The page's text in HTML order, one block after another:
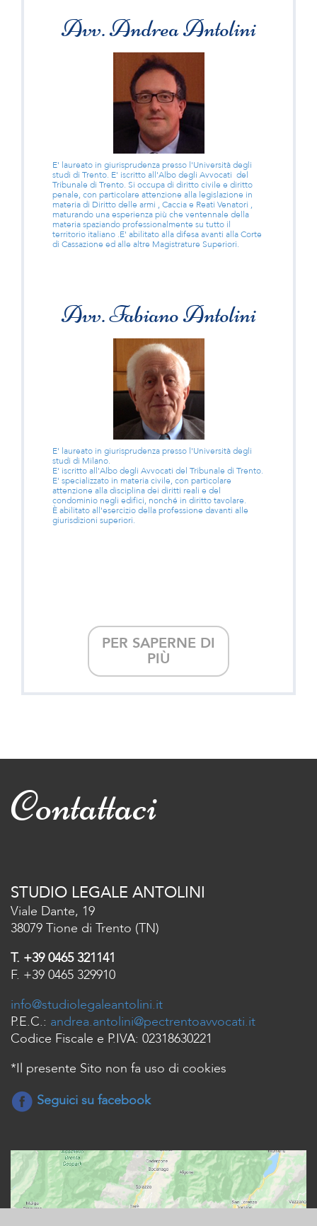
Avv. Andrea Antolini
E' laureato in giurisprudenza presso l'Università degli
studi di Trento. E' iscritto all'Albo degli Avvocati del
Tribunale di Trento. Si occupa di diritto civile e diritto
penale, con particolare attenzione alla legislazione in
materia di Diritto delle armi , Caccia e Reati Venatori ,
maturando una esperienza più che ventennale della
materia spaziando professionalmente su tutto il
territorio italiano .E' abilitato alla difesa avanti alla Corte
di Cassazione ed alle altre Magistrature Superiori.
Avv. Fabiano Antolini
E' laureato in giurisprudenza presso l'Università degli
studi di Milano.
E' iscritto all'Albo degli Avvocati del Tribunale di Trento.
E' specializzato in materia civile, con particolare
attenzione alla disciplina dei diritti reali e del
condominio negli edifici, nonché in diritto tavolare.
È abilitato all'esercizio della professione davanti alle
giurisdizioni superiori.
PER SAPERNE DI
PIÙ
Contattaci
STUDIO LEGALE ANTOLINI
Viale Dante, 19
38079 Tione di Trento (TN)
T. +39 0465 321141
F. +39 0465 329910
info@studiolegaleantolini.it
P.E.C.: andrea.antolini@pectrentoavvocati.it
Codice Fiscale e P.IVA: 02318630221
*Il presente Sito non fa uso di cookies
Seguici su facebook